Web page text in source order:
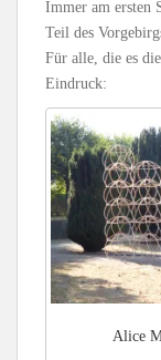
Immer am ersten
Teil des
Für alle, die es
Eindruck:
Alice